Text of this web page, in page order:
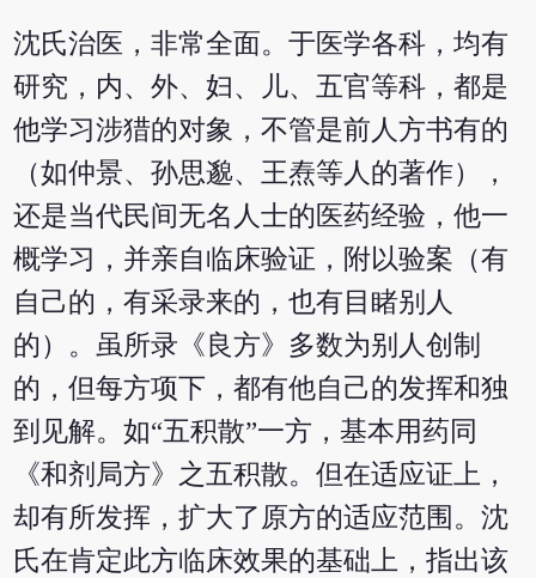
沈氏治医，非常全面。于医学各科，均有
研究，内、外、妇、儿、五官等科，都是
他学习涉猎的对象，不管是前人方书有的
（如仲景、孙思邈、王焘等人的著作），
还是当代民间无名人士的医药经验，他一
概学习，并亲自临床验证，附以验案（有
自己的，有采录来的，也有目睹别人
的）。虽所录《良方》多数为别人创制
的，但每方项下，都有他自己的发挥和独
到见解。如“五积散”一方，基本用药同
《和剂局方》之五积散。但在适应证上，
却有所发挥，扩大了原方的适应范围。沈
氏在肯定此方临床效果的基础上，指出该